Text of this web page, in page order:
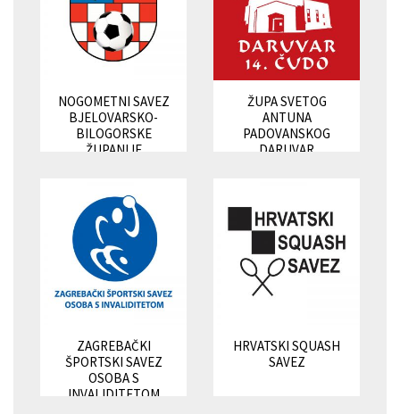
NOGOMETNI SAVEZ
BJELOVARSKO-
BILOGORSKE
ŽUPANIJE
ŽUPA SVETOG
ANTUNA
PADOVANSKOG
DARUVAR
ZAGREBAČKI
ŠPORTSKI SAVEZ
OSOBA S
INVALIDITETOM
HRVATSKI SQUASH
SAVEZ